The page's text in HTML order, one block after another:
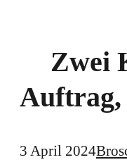
Zwei
Auftrag,
3 April 2024